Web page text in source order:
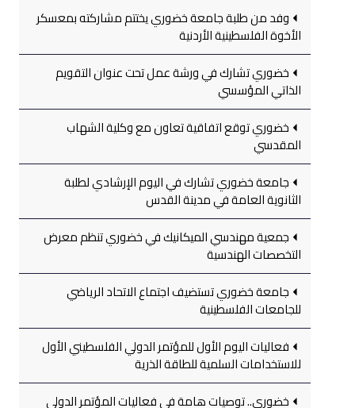
وفد من طلبة جامعة خضوري يختتم مشاركته بمعسكر
الأخوة الفلسطينية الأردنية
خضوري تشارك في ورشة عمل تحت عنوان التقويم
الذاتي المؤسسي
خضوري توقع اتفاقية تعاون مع وكلية الشهاب
المقدسي
جامعة خضوري تشارك في اليوم الإرشادي لطلبة
الثانوية العامة في مدينة القدس
جمعية مهندسي الميكانيك في خضوري تنظم معرض
التخصصات الهندسية
جامعة خضوري تستضيف اجتماع الاتحاد الرياضي
للجامعات الفلسطينية
فعاليات اليوم الأول للمؤتمر الدولي الفلسطيني الأول
للاستخدامات السلمية للطاقة الذرية
خضوري.. توصيات هامة في فعاليات المؤتمر الدولي